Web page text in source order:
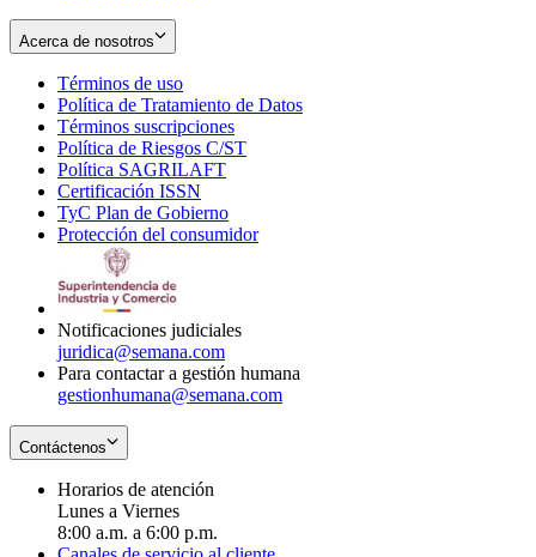
Acerca de nosotros
Términos de uso
in
new
window
Política de Tratamiento de Datos
Términos suscripciones
in
Política de Riesgos C/ST
Política SAGRILAFT
new
window
Certificación ISSN
in
new
TyC Plan de Gobierno
in
Protección del consumidorOpens
Notificaciones judiciales
juridica@semana.com
Para contactar a gestión humana
gestionhumana@semana.com
Contáctenos
Horarios de atención
Lunes a Viernes
8:00 a.m. a 6:00 p.m.